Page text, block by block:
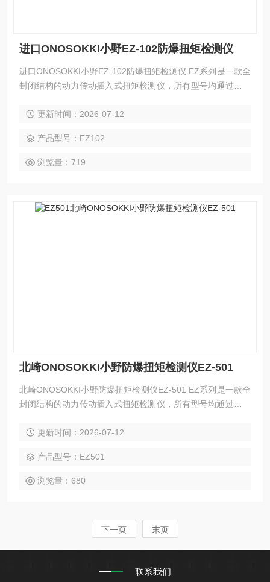
进口ONOSOKKI小野EZ-102防爆扭矩检测仪
进口ONOSOKKI小野EZ-102防爆扭矩检测仪 EZ系列是一款全
封闭结构的动力传动插入式扭矩检测仪，所有型号均通过防爆
性能与我们的其他扭矩检测器相同，并且我们在化工行业拥有
更新时间：2026-07-12
产品型号：EZ102
浏览量：719
北崎ONOSOKKI小野防爆扭矩检测仪EZ-501
北崎ONOSOKKI小野防爆扭矩检测仪EZ-501 EZ系列是一款全
封闭结构的动力传动插入式扭矩检测仪，所有型号均通过防爆
性能与我们的其他扭矩检测器相同，并且我们在化工行业拥有
更新时间：2026-07-12
产品型号：EZ501
浏览量：680
下一页 末页
联系我们